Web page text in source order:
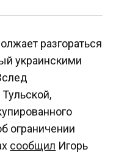
разгораться
украинскими
ограничении
сообщил Игорь